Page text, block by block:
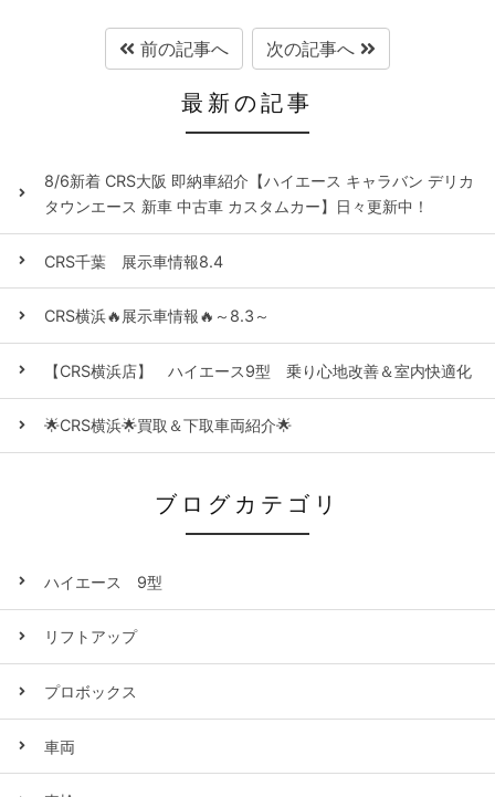
前の記事へ 次の記事へ
最新の記事
8/6新着 CRS大阪 即納車紹介【ハイエース キャラバン デリカ
タウンエース 新車 中古車 カスタムカー】日々更新中！
CRS千葉 展示車情報8.4
CRS横浜🔥展示車情報🔥～8.3～
【CRS横浜店】 ハイエース9型 乗り心地改善＆室内快適化
🌟CRS横浜🌟買取＆下取車両紹介🌟
ブログカテゴリ
ハイエース 9型
リフトアップ
プロボックス
車両